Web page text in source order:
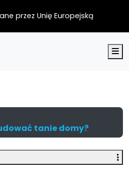
przez Unię Europejską
tanie domy?